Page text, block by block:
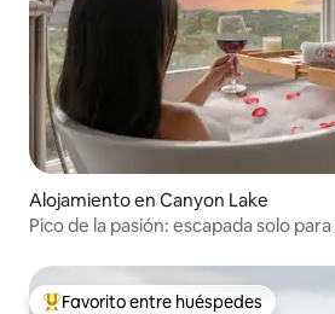
Alojamiento en Canyon Lake
Pico de la pasión: escapada solo
Favorito entre huéspedes